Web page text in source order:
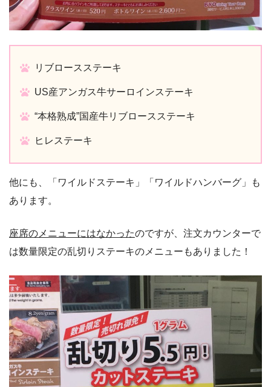
リブロースステーキ
US産アンガス牛サーロインステーキ
“本格熟成”国産牛リブロースステーキ
ヒレステーキ
他にも、「ワイルドステーキ」「ワイルドハンバーグ」も
あります。
座席のメニューにはなかったのですが、注文カウンターで
は数量限定の乱切りステーキのメニューもありました！